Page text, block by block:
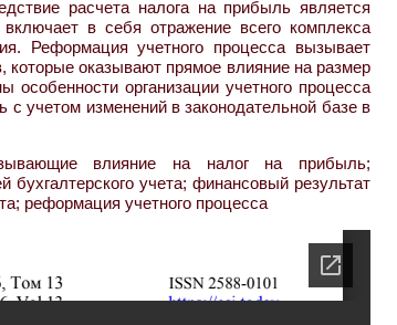
расчета налога на прибыль является
в себя отражение всего комплекса
Реформация учетного процесса вызывает
которые оказывают прямое влияние на размер
организации учетного процесса
учетом изменений в законодательной базе в
влияние на налог на прибыль;
учета; финансовый результат
реформация учетного процесса